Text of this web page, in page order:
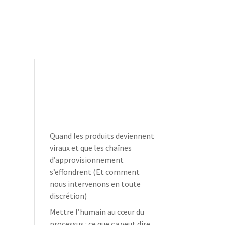
Quand les produits deviennent
viraux et que les chaînes
d’approvisionnement
s’effondrent (Et comment
nous intervenons en toute
discrétion)
Mettre l’humain au cœur du